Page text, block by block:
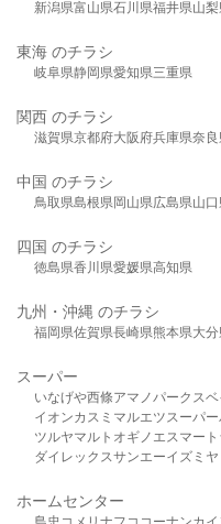
新潟県富山県石川県福井県山
東海 のチラシ
岐阜県静岡県愛知県三重県
関西 のチラシ
滋賀県京都府大阪府兵庫県奈
中国 のチラシ
鳥取県島根県岡山県広島県山
四国 のチラシ
徳島県香川県愛媛県高知県
九州・沖縄 のチラシ
福岡県佐賀県長崎県熊本県大
スーパー
いなげや西條アマノパークス
イオンカスミ マルエツスーパ
ツルヤマルト オギノ エスマート
ダイレックスサンエーイズミヤ
ホームセンター